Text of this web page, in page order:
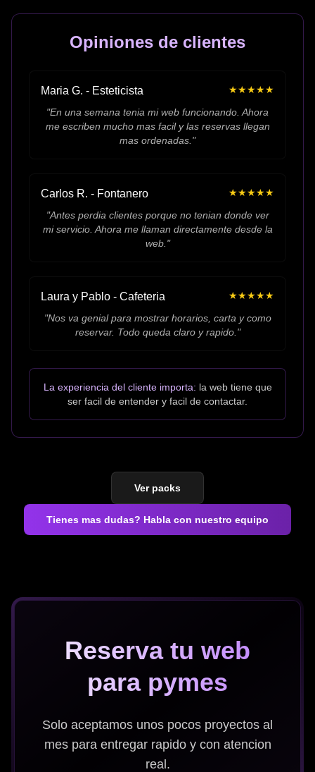
Opiniones de clientes
Maria G. - Esteticista ★★★★★
"En una semana tenia mi web funcionando. Ahora
me escriben mucho mas facil y las reservas llegan
mas ordenadas. "
Carlos R. - Fontanero ★★★★★
"Antes perdia clientes porque no tenian donde ver
mi servicio. Ahora me llaman directamente desde la
web. "
Laura y Pablo - Cafeteria ★★★★★
"Nos va genial para mostrar horarios, carta y como
reservar. Todo queda claro y rapido. "
La experiencia del cliente importa: la web tiene que
ser facil de entender y facil de contactar.
Ver packs
Tienes mas dudas? Habla con nuestro equipo
Reserva tu web
para pymes
Solo aceptamos unos pocos proyectos al
mes para entregar rapido y con atencion
real.